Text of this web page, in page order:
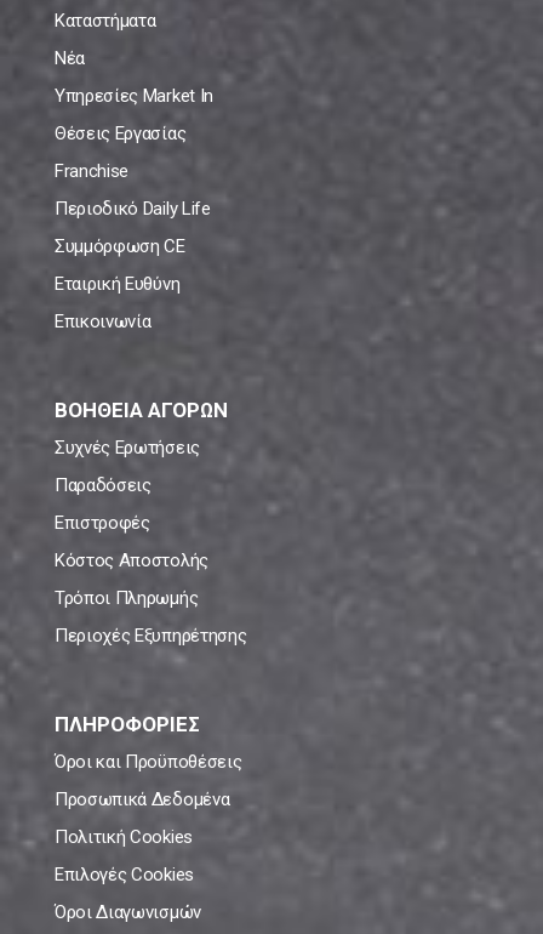
Καταστήματα
Νέα
Υπηρεσίες Market In
Θέσεις Εργασίας
Franchise
Περιοδικό Daily Life
Συμμόρφωση CE
Εταιρική Ευθύνη
Επικοινωνία
ΒΟΗΘΕΙΑ ΑΓΟΡΩΝ
Συχνές Ερωτήσεις
Παραδόσεις
Επιστροφές
Κόστος Αποστολής
Τρόποι Πληρωμής
Περιοχές Εξυπηρέτησης
ΠΛΗΡΟΦΟΡΙΕΣ
Όροι και Προϋποθέσεις
Προσωπικά Δεδομένα
Πολιτική Cookies
Επιλογές Cookies
Όροι Διαγωνισμών